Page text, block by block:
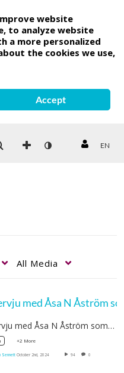
website
to analyze website
a more personalized
the cookies we use,
Accept
EN
All Media
med Åsa N Åström som…
+2 More
Sennett October 2nd, 2024 94 0